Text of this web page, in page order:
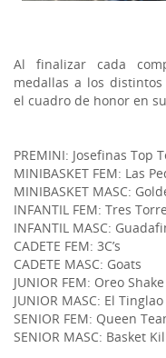
Al finalizar cada
medallas a los
el cuadro de honor en
PREMINI: Josefinas Top
MINIBASKET FEM: Las
MINIBASKET MASC:
INFANTIL FEM: Tres
INFANTIL MASC:
CADETE FEM: 3C’s
CADETE MASC: Goats
JUNIOR FEM: Oreo Shake
JUNIOR MASC: El
SENIOR FEM: Queen
SENIOR MASC: Basket